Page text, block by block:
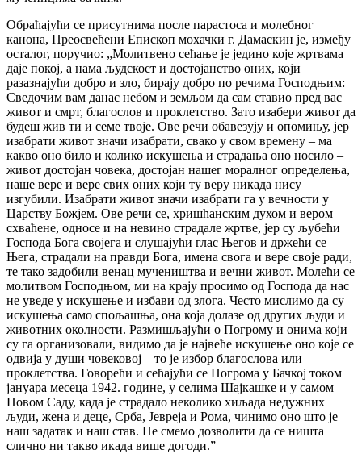
Обраћајући се присутнима после парастоса и молебног
канона, Преосвећени Епископ мохачки г. Дамаскин је, између
осталог, поручио: „Молитвено сећање је једино које жртвама
даје покој, а нама људскост и достојанство оних, који
разазнајући добро и зло, бирају добро по речима Господњим:
Сведочим вам данас небом и земљом да сам ставио пред вас
живот и смрт, благослов и проклетство. Зато изабери живот да
будеш жив ти и семе твоје. Ове речи обавезују и опомињу, јер
изабрати живот значи изабрати, свако у свом времену – ма
какво оно било и колико искушења и страдања оно носило –
живот достојан човека, достојан нашег моралног определења,
наше вере и вере свих оних који ту веру никада нису
изгубили. Изабрати живот значи изабрати га у вечности у
Царству Божјем. Ове речи се, хришћанским духом и вером
схваћене, односе и на невино страдале жртве, јер су љубећи
Господа Бога својега и слушајући глас Његов и држећи се
Њега, страдали на правди Бога, имена свога и вере своје ради,
те тако задобили венац мучеништва и вечни живот. Молећи се
молитвом Господњом, ми на крају просимо од Господа да нас
не уведе у искушење и избави од злога. Често мислимо да су
искушења само спољашња, она која долазе од других људи и
животних околности. Размишљајући о Погрому и онима који
су га организовали, видимо да је највеће искушење оно које се
одвија у души човековој – то је избор благослова или
проклетства. Говорећи и сећајући се Погрома у Бачкој током
јануара месеца 1942. године, у селима Шајкашке и у самом
Новом Саду, када је страдало неколико хиљада недужних
људи, жена и деце, Срба, Јевреја и Рома, чинимо оно што је
наш задатак и наш став. Не смемо дозволити да се ништа
слично ни такво икада више догоди.ˮ